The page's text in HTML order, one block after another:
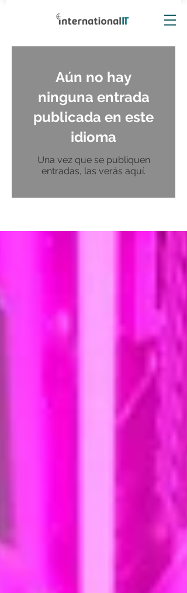
Aún no hay
ninguna entrada
publicada en este
idioma
Una vez que se publiquen
entradas, las verás aquí.